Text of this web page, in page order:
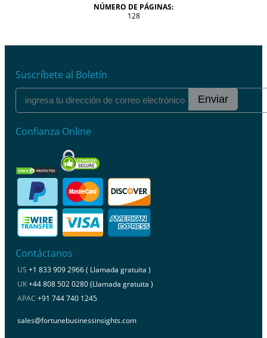
NÚMERO DE PÁGINAS:
128
Suscríbete al Boletín
Enviar
Confianza Online
Contáctanos
US +1 833 909 2966 ( Llamada gratuita )
UK+44 808 502 0280 (Llamada gratuita )
APAC +91 744 740 1245
sales@fortunebusinessinsights.com